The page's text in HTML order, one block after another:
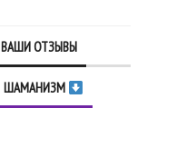
ВАШИ ОТЗЫВЫ
ШАМАНИЗМ